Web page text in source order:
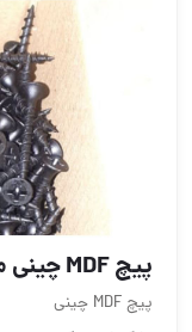
پیچ MDF چینی مارک ایرو مکثداخل هر
پیچ MDF چینی